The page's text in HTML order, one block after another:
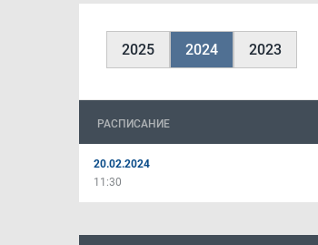
2025 2024 2023
РАСПИСАНИЕ
20.02.2024
11:30